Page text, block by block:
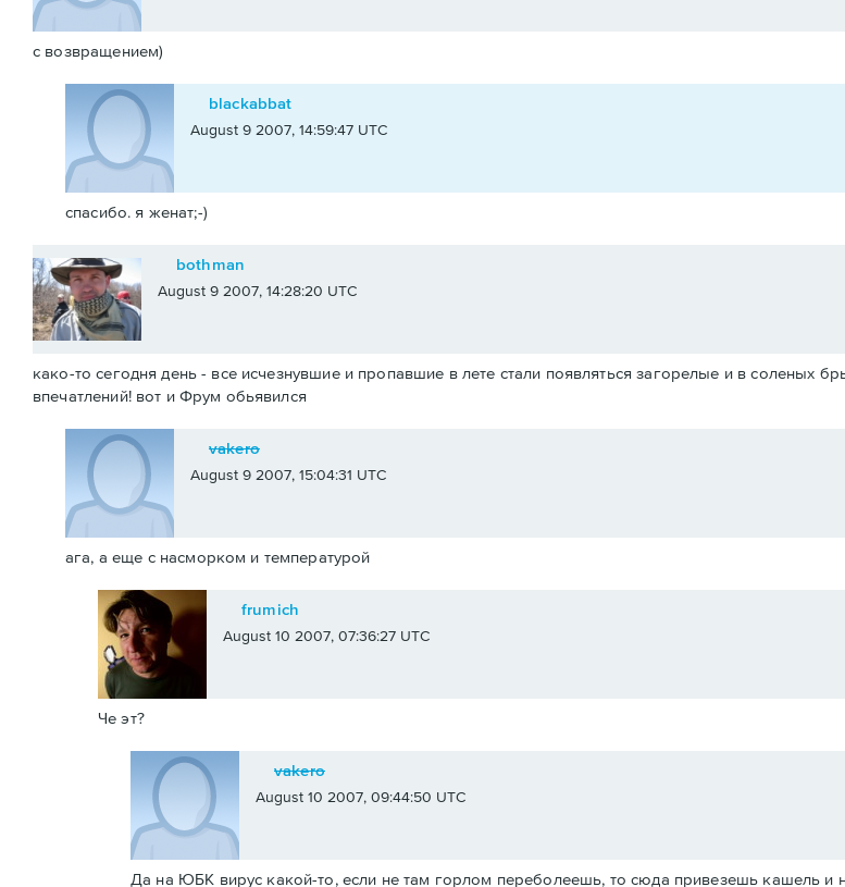
с возвращением)
blackabbat
August 9 2007, 14:59:47 UTC
спасибо. я женат;-)
bothman
August 9 2007, 14:28:20 UTC
како-то сегодня день - все исчезнувшие и пропавшие в лете стали появляться загорелые и в соленых
впечатлений! вот и Фрум обьявился
vakero
August 9 2007, 15:04:31 UTC
ага, а еще с насморком и температурой
frumich
August 10 2007, 07:36:27 UTC
Че эт?
vakero
August 10 2007, 09:44:50 UTC
Да на ЮБК вирус какой-то, если не там горлом переболеешь, то сюда привезешь кашель